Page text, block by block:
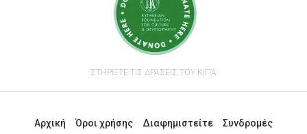
ΣΤΗΡΙΞΤΕ ΤΙΣ ΔΡΑΣΕΙΣ ΤΟΥ ΚΙΠΑ
Αρχική Όροι χρήσης Διαφημιστείτε Συνδρομές